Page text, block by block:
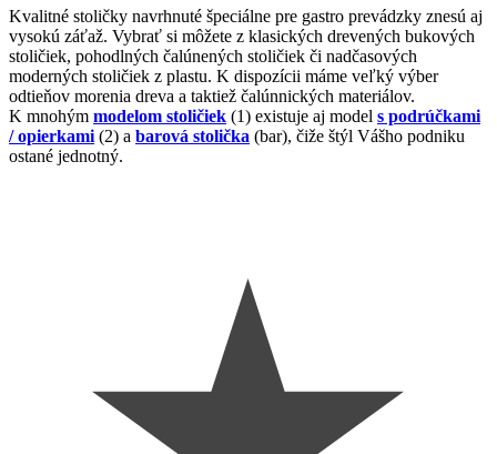
Kvalitné stoličky navrhnuté špeciálne pre gastro prevádzky znesú aj
vysokú záťaž. Vybrať si môžete z klasických drevených bukových
stoličiek, pohodlných čalúnených stoličiek či nadčasových
moderných stoličiek z plastu. K dispozícii máme veľký výber
odtieňov morenia dreva a taktiež čalúnnických materiálov.
K mnohým modelom stoličiek (1) existuje aj model s podrúčkami
/ opierkami (2) a barová stolička (bar), čiže štýl Vášho podniku
ostané jednotný.